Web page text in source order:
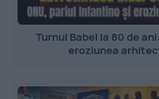
Turnul Babel la 80 de
eroziunea